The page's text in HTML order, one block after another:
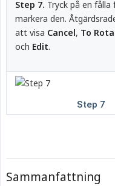
Step 7. Tryck på en
markera den.
att visa Cancel, To
och Edit.
Sammanfattning